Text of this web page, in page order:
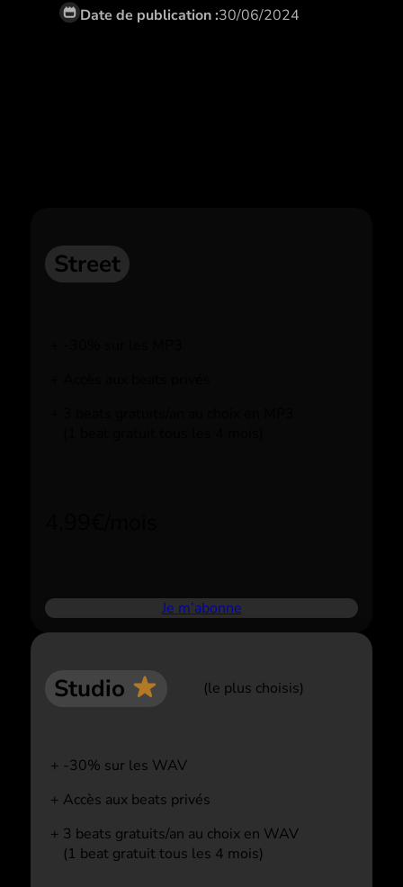
Date de publication :30/06/2024
Street
Je m’abonne
Studio (le plus choisis)
-30% sur les WAV
Accès aux beats privés
3 beats gratuits/an au choix en WAV
(1 beat gratuit tous les 4 mois)